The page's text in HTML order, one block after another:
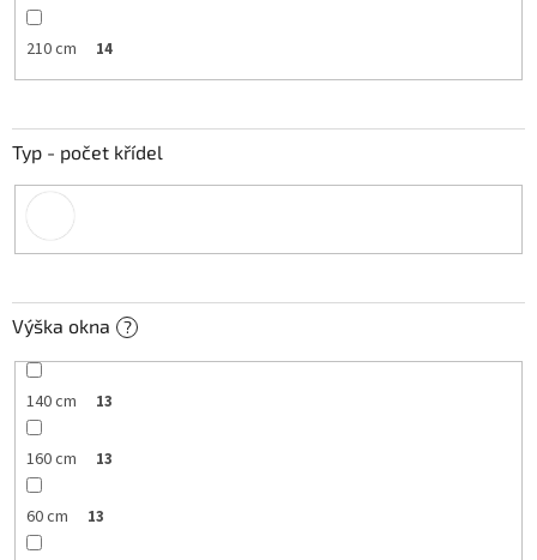
210 cm 14
Typ - počet křídel
Výška okna ?
140 cm 13
160 cm 13
60 cm 13